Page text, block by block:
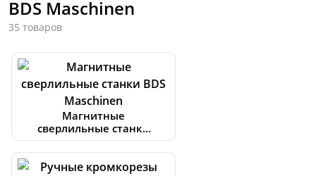
BDS Maschinen
35 товаров
Магнитные
сверлильные станки
BDS Maschinen